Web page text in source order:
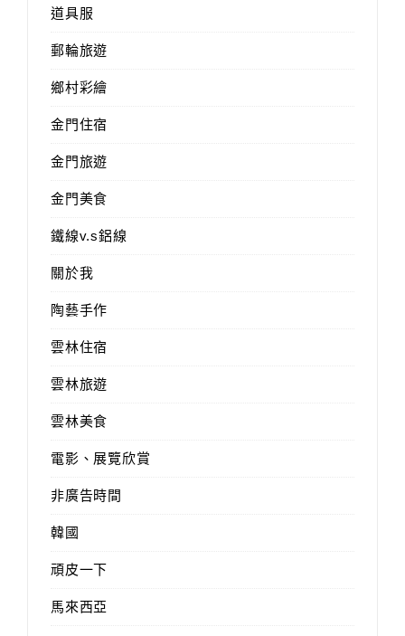
道具服
郵輪旅遊
鄉村彩繪
金門住宿
金門旅遊
金門美食
鐵線v.s鋁線
關於我
陶藝手作
雲林住宿
雲林旅遊
雲林美食
電影、展覽欣賞
非廣告時間
韓國
頑皮一下
馬來西亞